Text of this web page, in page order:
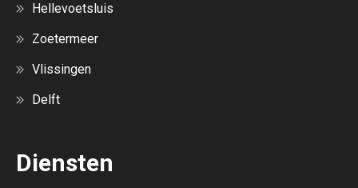
Hellevoetsluis
Zoetermeer
Vlissingen
Delft
Diensten